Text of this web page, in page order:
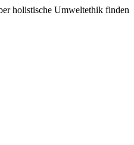
holistische Umweltethik finden